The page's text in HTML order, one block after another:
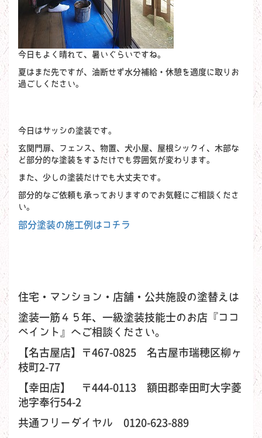
今日もよく晴れて、暑いぐらいですね。
夏はまだ先ですが、油断せず水分補給・休憩を適度に取りお
過ごしください。
今日はサッシの塗装です。
玄関門扉、フェンス、物置、犬小屋、屋根シックイ、木部な
ど部分的な塗装をするだけでも雰囲気が変わります。
また、少しの塗装だけでも大丈夫です。
部分的なご依頼も承っておりますのでお気軽にご相談くださ
い。
部分塗装の施工例はコチラ
住宅・マンション・店舗・公共施設の塗替えは
塗装一筋４５年、一級塗装技能士のお店『ココ
ペイント』へご相談ください。
【名古屋店】〒467-0825 名古屋市瑞穂区柳ヶ
枝町2-77
【幸田店】 〒444-0113 額田郡幸田町大字菱
池字奉行54-2
共通フリーダイヤル 0120-623-889